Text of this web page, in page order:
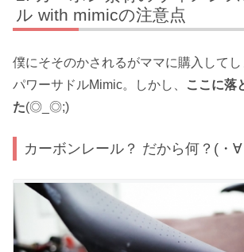
ル with mimicの注意点
僕にそそのかされるがママに購入して
パワーサドルMimic。しかし、
ここに落
た(◎_◎;)
カーボンレール？ だから何？(・∀